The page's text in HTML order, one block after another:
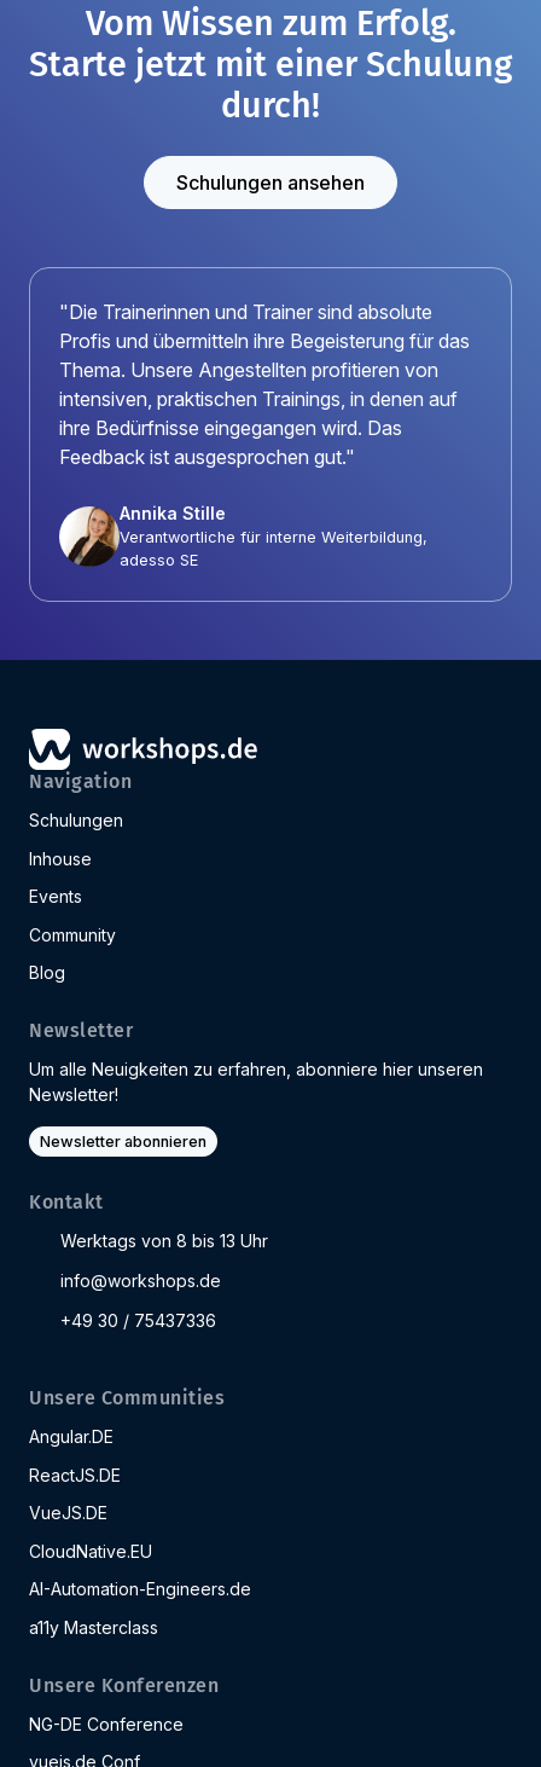
Vom Wissen zum Erfolg.
Starte jetzt mit einer Schulung
durch!
Schulungen ansehen
"Die Trainerinnen und Trainer sind absolute
Profis und übermitteln ihre Begeisterung für das
Thema. Unsere Angestellten profitieren von
intensiven, praktischen Trainings, in denen auf
ihre Bedürfnisse eingegangen wird. Das
Feedback ist ausgesprochen gut."
Annika Stille
Verantwortliche für interne Weiterbildung,
adesso SE
Navigation
Schulungen
Inhouse
Events
Community
Blog
Newsletter
Um alle Neuigkeiten zu erfahren, abonniere hier unseren
Newsletter!
Newsletter abonnieren
Kontakt
Werktags von 8 bis 13 Uhr
info@workshops.de
+49 30 / 75437336
Unsere Communities
Angular.DE
ReactJS.DE
VueJS.DE
CloudNative.EU
AI-Automation-Engineers.de
a11y Masterclass
Unsere Konferenzen
NG-DE Conference
vuejs.de Conf